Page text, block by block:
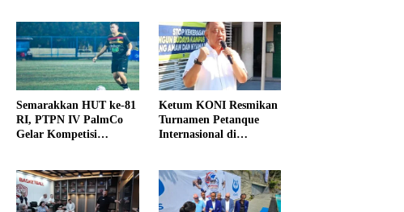
Semarakkan HUT ke-81
RI, PTPN IV PalmCo
Gelar Kompetisi
Ketum KONI Resmikan
Turnamen Petanque
Internasional di